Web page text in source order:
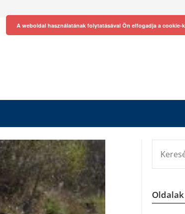
Oldalak
A weboldal használatának folytatásával Ön elfogadja a cookie-